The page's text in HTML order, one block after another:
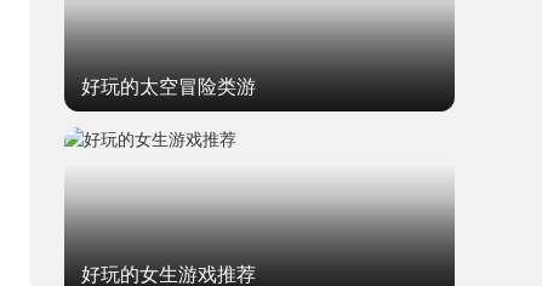
好玩的太空冒险类游
好玩的女生游戏推荐